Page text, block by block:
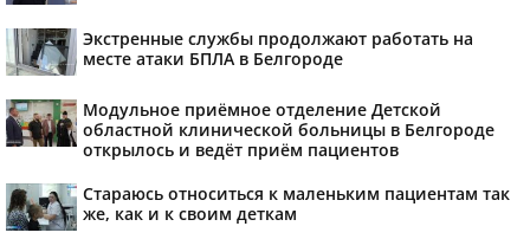
Экстренные службы продолжают работать на
месте атаки БПЛА в Белгороде
Модульное приёмное отделение Детской
областной клинической больницы в Белгороде
открылось и ведёт приём пациентов
Стараюсь относиться к маленьким пациентам так
же, как и к своим деткам